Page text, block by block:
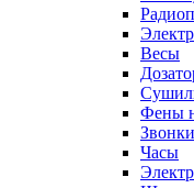
Весы
Фены
Часы